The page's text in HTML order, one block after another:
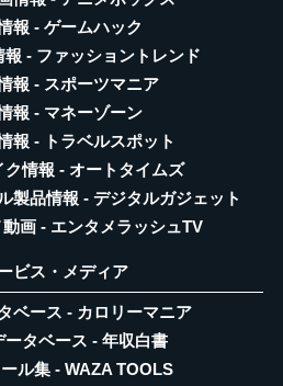
報 - ゲームハック
報 - ファッショントレンド
報 - スポーツマニア
報 - マネーゾーン
報 - トラベルスポット
ク情報 - オートタイムズ
製品情報 - デジタルガジェット
画 - エンタメラッシュTV
ビス・メディア
ベース - カロリーマニア
ータベース - 年収白書
ル集 - WAZA TOOLS